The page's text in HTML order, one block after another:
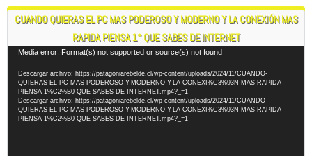
CUANDO QUIERAS EL PC MAS PODEROSO Y MODERNO Y LA CONEXIÓN MAS
RAPIDA PIENSA 1° QUE SABES DE INTERNET
Reproductor
vídeo
Media error: Format(s) not supported or source(s) not found
Descargar archivo: https://patagoniarebelde.cl/wp-content/uploads/2024/11/CUANDO-
QUIERAS-EL-PC-MAS-PODEROSO-Y-MODERNO-Y-LA-CONEXI%C3%93N-MAS-RAPIDA-
PIENSA-1%C2%B0-QUE-SABES-DE-INTERNET.mp4?_=1
Descargar archivo: https://patagoniarebelde.cl/wp-content/uploads/2024/11/CUANDO-
QUIERAS-EL-PC-MAS-PODEROSO-Y-MODERNO-Y-LA-CONEXI%C3%93N-MAS-RAPIDA-
PIENSA-1%C2%B0-QUE-SABES-DE-INTERNET.mp4?_=1